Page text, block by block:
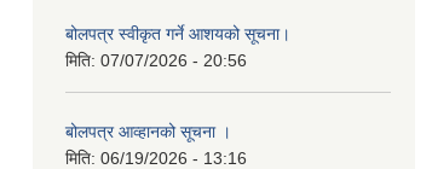
बोलपत्र स्वीकृत गर्ने आशयको सूचना।
मिति: 07/07/2026 - 20:56
बोलपत्र आव्हानको सूचना ।
मिति: 06/19/2026 - 13:16